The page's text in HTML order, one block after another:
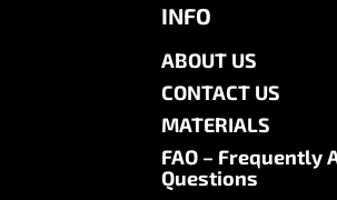
INFO
ABOUT US
CONTACT US
MATERIALS
FAQ – Frequently
Questions